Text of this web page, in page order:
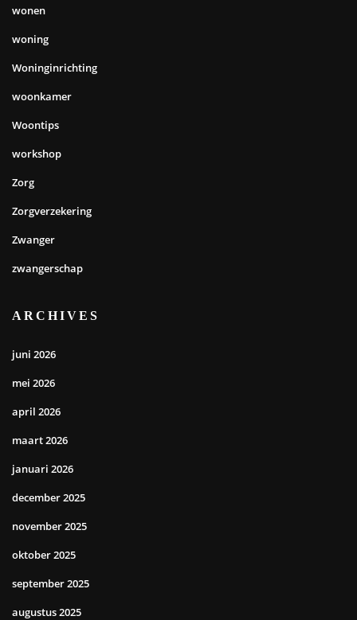
wonen
woning
Woninginrichting
woonkamer
Woontips
workshop
Zorg
Zorgverzekering
Zwanger
zwangerschap
ARCHIVES
juni 2026
mei 2026
april 2026
maart 2026
januari 2026
december 2025
november 2025
oktober 2025
september 2025
augustus 2025